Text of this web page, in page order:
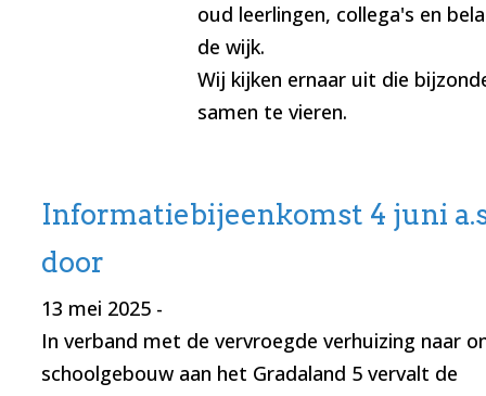
oud leerlingen, collega's en
de wijk.
Wij kijken ernaar uit die
samen te vieren.
Informatiebijeenkomst 4 juni
door
13 mei 2025-
In verband met de vervroegde verhuizing naar
schoolgebouw aan het Gradaland 5 vervalt de